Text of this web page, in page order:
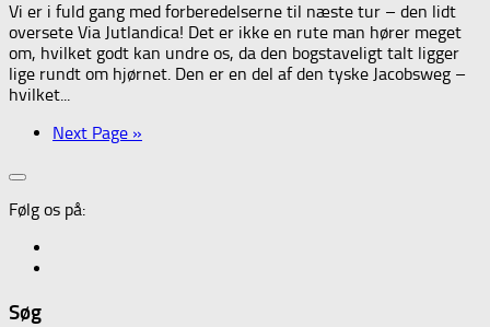
Vi er i fuld gang med forberedelserne til næste tur – den lidt
oversete Via Jutlandica! Det er ikke en rute man hører meget
om, hvilket godt kan undre os, da den bogstaveligt talt ligger
lige rundt om hjørnet. Den er en del af den tyske Jacobsweg –
hvilket...
Next Page »
Følg os på:
Søg